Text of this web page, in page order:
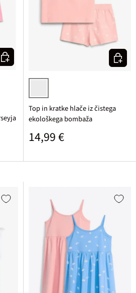
Izberi varianto
svetlo rozasta/bela potiskana
Top in kratke hlače iz čistega
ekološkega bombaža
Običajna cena
14,99 €
Izberi